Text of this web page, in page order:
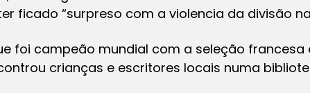
ficado “surpreso com a violencia da divisão
foi campeão mundial com a seleção francesa
crianças e escritores locais numa